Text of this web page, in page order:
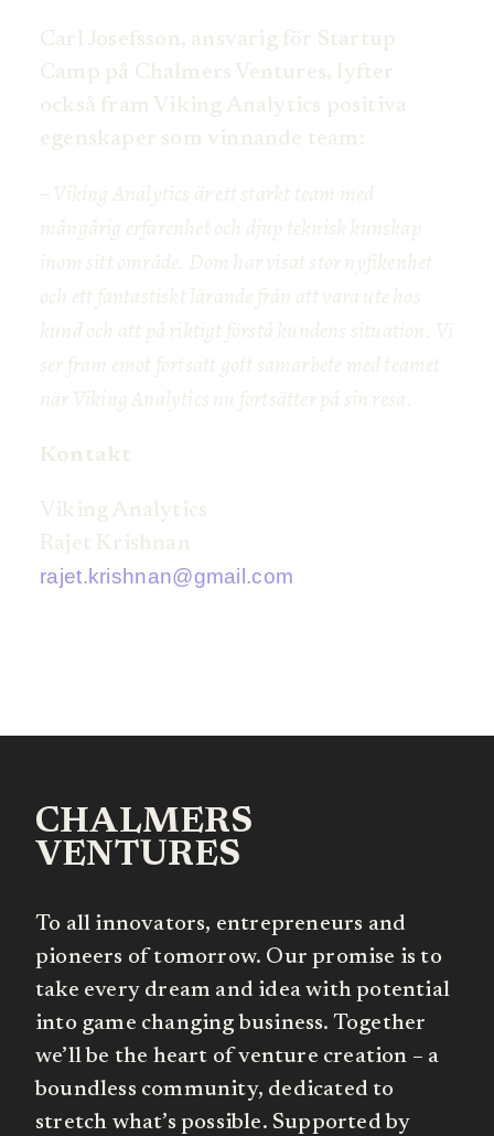
Carl Josefsson, ansvarig för Startup
Camp på Chalmers Ventures, lyfter
också fram Viking Analytics positiva
egenskaper som vinnande team:
– Viking Analytics är ett starkt team med
mångårig erfarenhet och djup teknisk kunskap
inom sitt område. Dom har visat stor nyfikenhet
och ett fantastiskt lärande från att vara ute hos
kund och att på riktigt förstå kundens situation. Vi
ser fram emot fortsatt gott samarbete med teamet
när Viking Analytics nu fortsätter på sin resa.
Kontakt
Viking Analytics
Rajet Krishnan
rajet.krishnan@gmail.com
CHALMERS
VENTURES
To all innovators, entrepreneurs and
pioneers of tomorrow. Our promise is to
take every dream and idea with potential
into game changing business. Together
we’ll be the heart of venture creation – a
boundless community, dedicated to
stretch what’s possible. Supported by